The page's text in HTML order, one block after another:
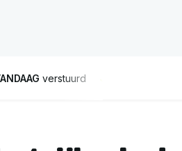
verstuurd